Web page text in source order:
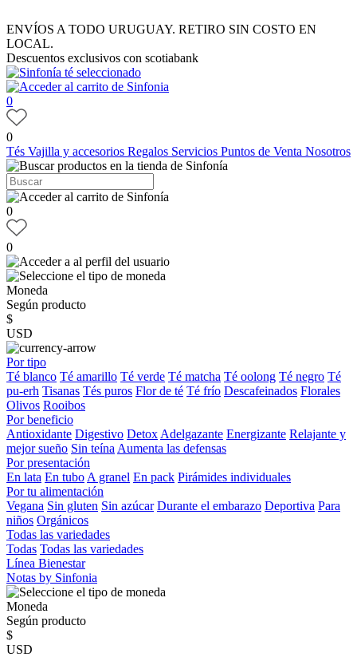
ENVÍOS A TODO URUGUAY. RETIRO SIN COSTO EN
LOCAL.
Descuentos exclusivos con scotiabank
0
0
Tés Vajilla y accesorios Regalos Servicios Puntos de Venta Nosotros
0
0
Moneda
Según producto
$
USD
Por tipo
Té blanco Té amarillo Té verde Té matcha Té oolong Té negro Té
pu-erh Tisanas Tés puros Flor de té Té frío Descafeinados Florales
Olivos Rooibos
Por beneficio
Antioxidante Digestivo Detox Adelgazante Energizante Relajante y
mejor sueño Sin teína Aumenta las defensas
Por presentación
En lata En tubo A granel En pack Pirámides individuales
Por tu alimentación
Vegana Sin gluten Sin azúcar Durante el embarazo Deportiva Para
niños Orgánicos
Todas las variedades
Todas Todas las variedades
Línea Bienestar
Notas by Sinfonia
Moneda
Según producto
$
USD